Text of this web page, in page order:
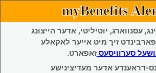
myBenefits
עסנווארג, יוטיליטי, אדער הייצונג
זיך מיט אייער לאקאלע
סערוויסעסזאפארט.
דראענדע אדער מעדיצינישע